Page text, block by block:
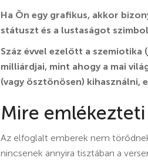
Ha Ön egy grafikus, akkor
státuszt és a lustaságot
Száz évvel ezelőtt a
milliárdjai, mint ahogy a mai
(vagy ösztönösen) kihasználni,
Mire
Az elfoglalt emberek nem
nincsenek annyira tisztában a